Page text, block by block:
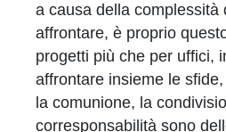
a causa della complessità
affrontare, è proprio
progetti più che per uffici,
affrontare insieme le
la comunione, la
corresponsabilità sono